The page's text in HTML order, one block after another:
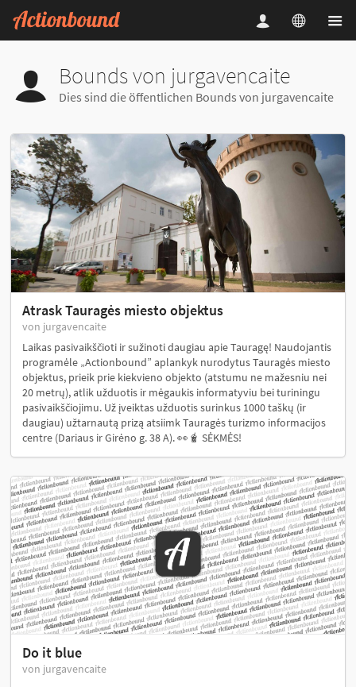
Bounds von jurgavencaite
Dies sind die öffentlichen Bounds von jurgavencaite
Atrask Tauragės miesto objektus
von jurgavencaite
Laikas pasivaikščioti ir sužinoti daugiau apie Tauragę! Naudojantis
programėle „Actionbound” aplankyk nurodytus Tauragės miesto
objektus, prieik prie kiekvieno objekto (atstumu ne mažesniu nei
20 metrų), atlik užduotis ir mėgaukis informatyviu bei turiningu
pasivaikščiojimu. Už įveiktas užduotis surinkus 1000 taškų (ir
daugiau) užtarnautą prizą atsiimk Tauragės turizmo informacijos
centre (Dariaus ir Girėno g. 38 A). 👀🧋 SĖKMĖS!
Do it blue
von jurgavencaite